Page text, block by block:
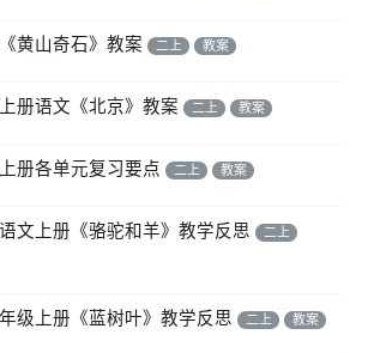
黄山奇石》教案 二上 教案
册语文《北京》教案 二上 教案
册各单元复习要点 二上 教案
文上册《骆驼和羊》教学反思
二上
级上册《蓝树叶》教学反思 二上 教案